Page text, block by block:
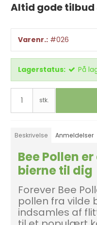
Altid gode
Varenr.: #026
Lagerstatus: På
stk.
Beskrivelse Anmeldelser
Bee Pollen
bierne til dig
Forever Bee
pollen fra vilde
indsamles af